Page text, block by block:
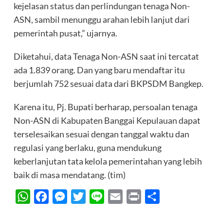
kejelasan status dan perlindungan tenaga Non-
ASN, sambil menunggu arahan lebih lanjut dari
pemerintah pusat,” ujarnya.
Diketahui, data Tenaga Non-ASN saat ini tercatat
ada 1.839 orang. Dan yang baru mendaftar itu
berjumlah 752 sesuai data dari BKPSDM Bangkep.
Karena itu, Pj. Bupati berharap, persoalan tenaga
Non-ASN di Kabupaten Banggai Kepulauan dapat
terselesaikan sesuai dengan tanggal waktu dan
regulasi yang berlaku, guna mendukung
keberlanjutan tata kelola pemerintahan yang lebih
baik di masa mendatang. (tim)
WhatsAppFacebookMessenger
Twitter Line Email Print